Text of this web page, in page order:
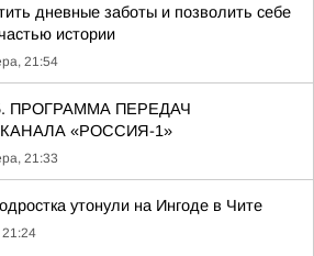
дневные заботы и позволить себе
истории
21:54
ПРОГРАММА ПЕРЕДАЧ
«РОССИЯ-1»
21:33
утонули на Ингоде в Чите
21:24